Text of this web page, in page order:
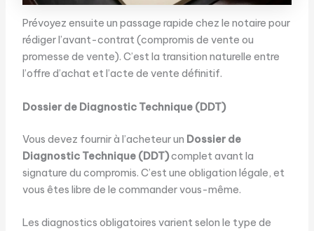
Prévoyez ensuite un passage rapide chez le notaire pour
rédiger l’avant-contrat (compromis de vente ou
promesse de vente). C’est la transition naturelle entre
l’offre d’achat et l’acte de vente définitif.
Dossier de Diagnostic Technique (DDT)
Vous devez fournir à l’acheteur un Dossier de
Diagnostic Technique (DDT)complet avant la
signature du compromis. C’est une obligation légale, et
vous êtes libre de le commander vous-même.
Les diagnostics obligatoires varient selon le type de